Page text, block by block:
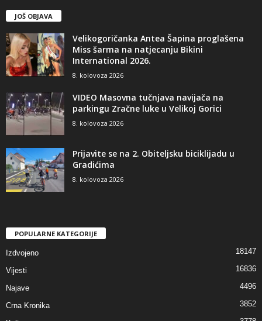
JOŠ OBJAVA
Velikogoričanka Antea Šapina proglašena
Miss šarma na natjecanju Bikini
International 2026.
8. kolovoza 2026
VIDEO Masovna tučnjava navijača na
parkingu Zračne luke u Velikoj Gorici
8. kolovoza 2026
Prijavite se na 2. Obiteljsku biciklijadu u
Gradićima
8. kolovoza 2026
POPULARNE KATEGORIJE
Izdvojeno 18147
Vijesti 16836
Najave 4496
Crna Kronika 3852